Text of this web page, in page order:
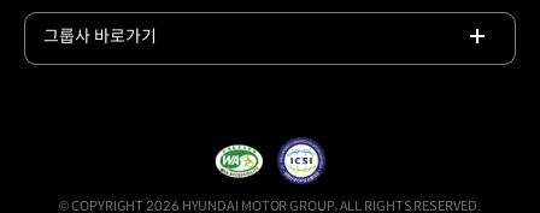
그룹사 바로가기
© COPYRIGHT 2026 HYUNDAI MOTOR GROUP, ALL RIGHTS RESERVED.